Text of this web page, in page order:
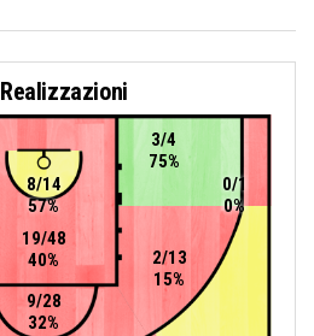
Realizzazioni
9/28
32%
2/13
15%
3/4
75%
19/48
40%
8/14
57%
0/1
0%